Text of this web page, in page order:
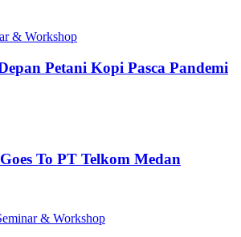
& Workshop
Petani Kopi Pasca Pandemi
To PT Telkom Medan
& Workshop